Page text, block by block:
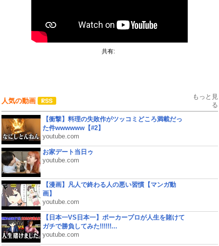
共有:
人気の動画
もっと見
る
【衝撃】料理の失敗作がツッコミどころ満載だっ
た件wwwwww【#2】
youtube.com
お家デート当日ゥ
youtube.com
【漫画】凡人で終わる人の悪い習慣【マンガ動
画】
youtube.com
【日本一VS日本一】ポーカープロが人生を賭けて
ガチで勝負してみた!!!!!!...
youtube.com